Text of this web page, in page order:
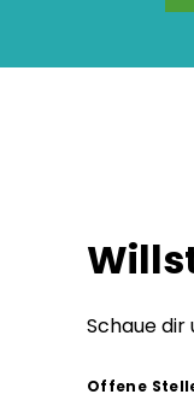
Schaue
Offene